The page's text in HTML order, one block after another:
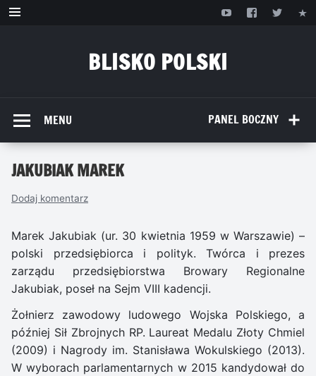
Przejdź
BLISKO POLSKI
PANEL BOCZNY
MENU
JAKUBIAK MAREK
Dodaj komentarz
Marek Jakubiak (ur. 30 kwietnia 1959 w Warszawie) –
polski przedsiębiorca i polityk. Twórca i prezes
zarządu przedsiębiorstwa Browary Regionalne
Jakubiak, poseł na Sejm VIII kadencji.
Żołnierz zawodowy ludowego Wojska Polskiego, a
później Sił Zbrojnych RP. Laureat Medalu Złoty Chmiel
(2009) i Nagrody im. Stanisława Wokulskiego (2013).
W wyborach parlamentarnych w 2015 kandydował do